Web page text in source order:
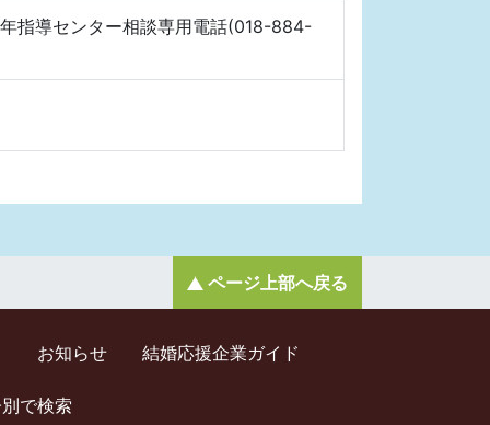
指導センター相談専用電話(018-884-
ページ上部へ戻る
お知らせ 結婚応援企業ガイド
で検索